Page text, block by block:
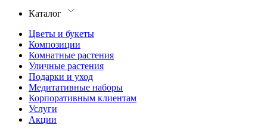
Каталог
Цветы и букеты
Композиции
Комнатные растения
Уличные растения
Подарки и уход
Медитативные наборы
Корпоративным клиентам
Услуги
Акции